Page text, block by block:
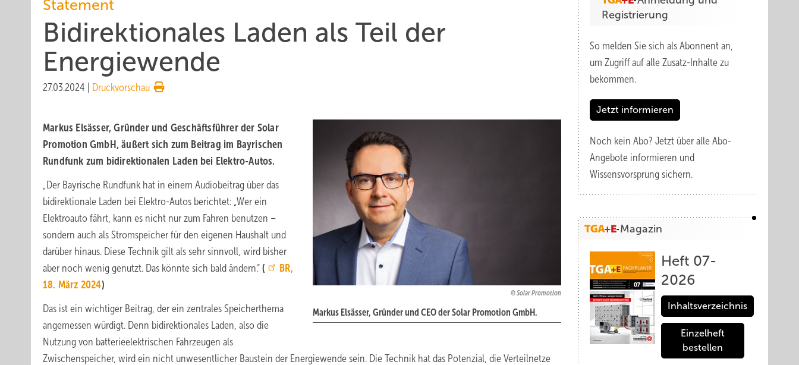
Statement
Bi­direktionales Laden als Teil der
Energiewende
27.03.2024 Druckvorschau
Solar Promotion
Markus Elsässer, Gründer und CEO der Solar Promotion GmbH.
Markus Elsässer, Gründer und Geschäftsführer der Solar
Promotion GmbH, äußert sich zum Beitrag im Bayrischen
Rundfunk zum bidirektionalen Laden bei Elektro-Autos.
„Der Bayrische Rundfunk hat in einem Audiobeitrag über das
bidirektionale Laden bei Elektro-Autos berichtet: „Wer ein
Elektroauto fährt, kann es nicht nur zum Fahren benutzen –
sondern auch als Stromspeicher für den eigenen Haushalt und
darüber hinaus. Diese Technik gilt als sehr sinnvoll, wird bisher
aber noch wenig genutzt. Das könnte sich bald ändern.“ (
BR,
18. März 2024)
Das ist ein wichtiger Beitrag, der ein zentrales Speicherthema
angemessen würdigt. Denn bidirektionales Laden, also die
Nutzung von batterieelektrischen Fahrzeugen als
Zwischenspeicher, wird ein nicht unwesentlicher Baustein der Energiewende sein. Die Technik hat das Potenzial, die Verteilnetze
Registrierung
So melden Sie sich als Abonnent an,
um Zugriff auf alle Zusatz-Inhalte zu
bekommen.
Jetzt informieren
Noch kein Abo? Jetzt über alle Abo-
Angebote informieren und
Wissensvorsprung sichern.
Magazin
Heft 07-
2026
Inhaltsverzeichnis
Einzelheft
bestellen